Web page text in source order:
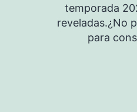
temporada
reveladas.¿No
para